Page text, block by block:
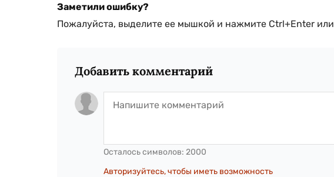
Заметили ошибку?
Пожалуйста, выделите ее мышкой и нажмите Ctrl+Enter или
Добавить комментарий
Осталось символов: 2000
Авторизуйтесь, чтобы иметь возможность